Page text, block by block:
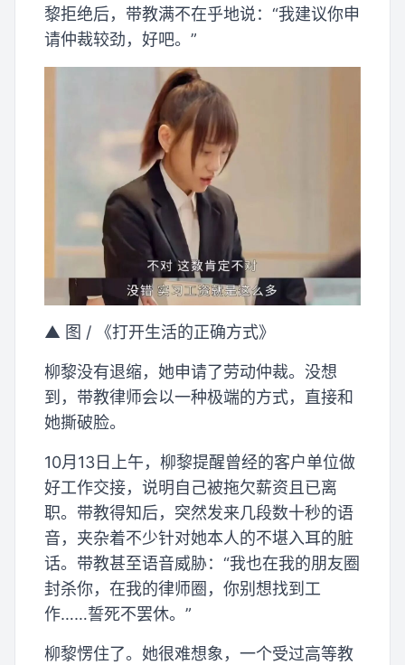
黎拒绝后，带教满不在乎地说：“我建议你申
请仲裁较劲，好吧。”
▲ 图 / 《打开生活的正确方式》
柳黎没有退缩，她申请了劳动仲裁。没想
到，带教律师会以一种极端的方式，直接和
她撕破脸。
10月13日上午，柳黎提醒曾经的客户单位做
好工作交接，说明自己被拖欠薪资且已离
职。带教得知后，突然发来几段数十秒的语
音，夹杂着不少针对她本人的不堪入耳的脏
话。带教甚至语音威胁：“我也在我的朋友圈
封杀你，在我的律师圈，你别想找到工
作……誓死不罢休。”
柳黎愣住了。她很难想象，一个受过高等教